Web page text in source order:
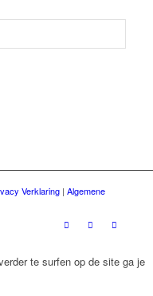
Verklaring| Algemene
te surfen op de site ga je